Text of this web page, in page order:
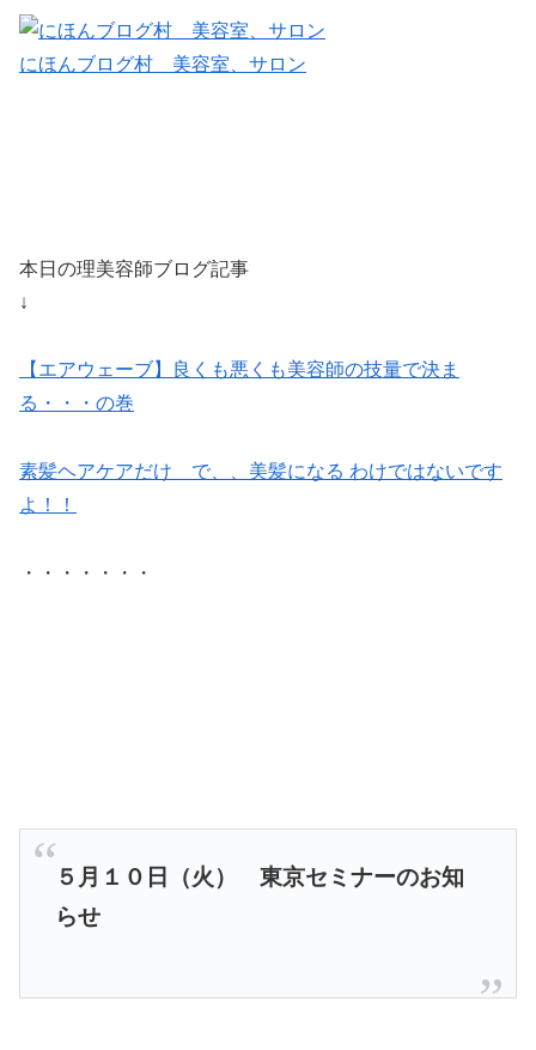
にほんブログ村 美容室、サロン
本日の理美容師ブログ記事
↓
【エアウェーブ】良くも悪くも美容師の技量で決ま
る・・・の巻
素髪ヘアケアだけ で、、美髪になる わけではないです
よ！！
・・・・・・・
５月１０日（火） 東京セミナーのお知
らせ